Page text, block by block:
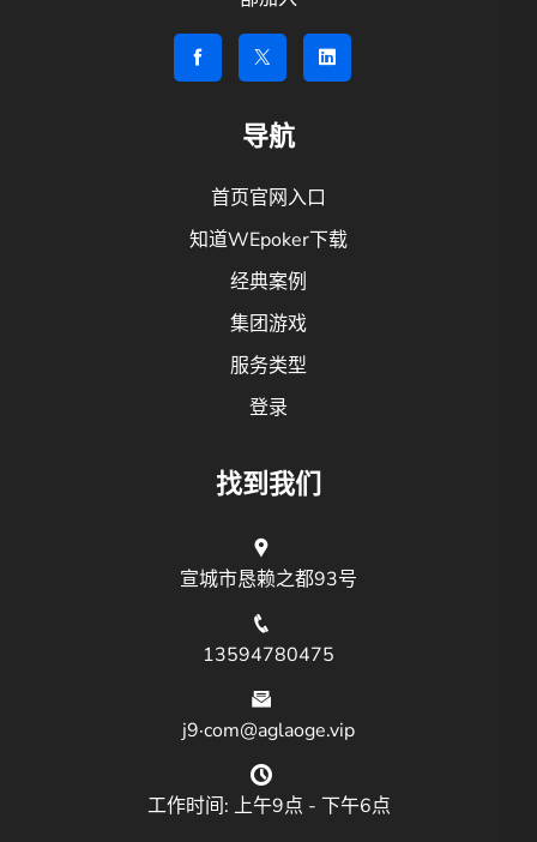
导航
首页官网入口
知道WEpoker下载
经典案例
集团游戏
服务类型
登录
找到我们
宣城市恳赖之都93号
13594780475
j9·com@aglaoge.vip
工作时间: 上午9点 - 下午6点